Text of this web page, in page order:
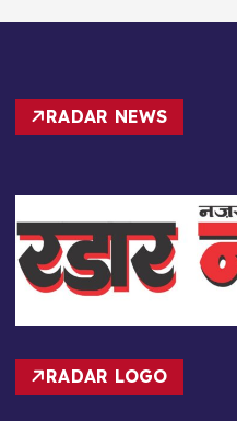
RADAR NEWS
RADAR LOGO